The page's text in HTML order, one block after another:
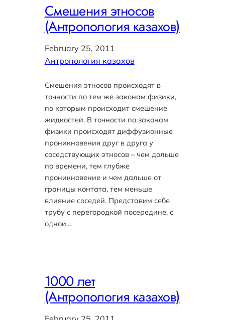
Смешения этносов
(Антропология казахов)
February 25, 2011
Антропология казахов
Смешения этносов происходят в
точности по тем же законам физики,
по которым происходит смешение
жидкостей. В точности по законам
физики происходят диффузионные
проникновения друг в друга у
соседствующих этносов – чем дольше
по времени, тем глубже
проникновение и чем дальше от
границы контата, тем меньше
влияние соседей. Представим себе
трубу с перегородкой посередине, с
одной…
1000 лет
(Антропология казахов)